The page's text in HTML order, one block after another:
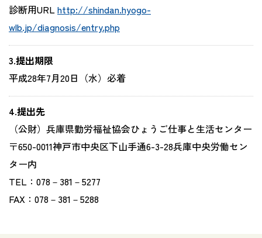
診断用URLhttp://shindan.hyogo-
wlb.jp/diagnosis/entry.php
3.提出期限
平成28年7月20日（水）必着
4.提出先
（公財）兵庫県勤労福祉協会ひょうご仕事と生活センター
〒650-0011神戸市中央区下山手通6-3-28兵庫中央労働セン
ター内
TEL：078－381－5277
FAX：078－381－5288